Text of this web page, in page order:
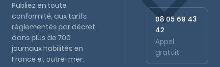
Publiez en toute
conformité, aux tarifs
réglementés par décret,
dans plus de 700
journaux habilités en
France et outre-mer.
08 05 69 43
42
Appel
gratuit